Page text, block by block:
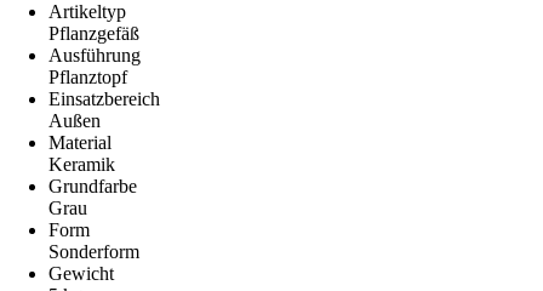
Artikeltyp
Pflanzgefäß
Ausführung
Pflanztopf
Einsatzbereich
Außen
Material
Keramik
Grundfarbe
Grau
Form
Sonderform
Gewicht